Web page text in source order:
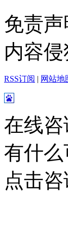
免责
内容
RSS订阅 | 网站地
在线咨
有什
点击咨